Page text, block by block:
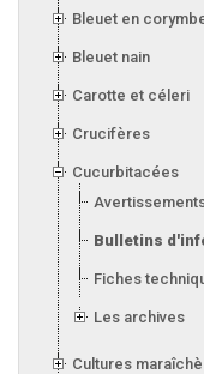
Bleuet en
Bleuet nain
Carotte et céleri
Crucifères
Cucurbitacées
Bulletins
Fiches
Les archives
Cultures